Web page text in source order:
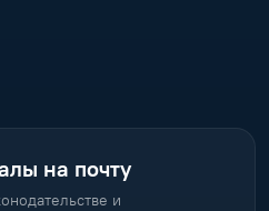
на почту
и